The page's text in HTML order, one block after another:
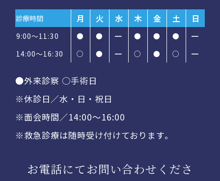
診療時間 月 火 水 木 金 土 日
9:00～11:30 ● ● ━ ● ● ●
━
14:00〜16:30
○ ● ━ ○ ● ○ ━
●外来診察 ○手術日
※休診日／水・日・祝日
※面会時間／14:00〜16:00
※救急診療は随時受け付けております。
お電話にてお問い合わせくださ